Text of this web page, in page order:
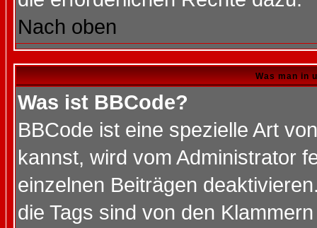
Nach oben
Was man in
Was ist BBCode?
BBCode ist eine spezielle Art
kannst, wird vom Administrator
einzelnen Beiträgen
die Tags sind von den